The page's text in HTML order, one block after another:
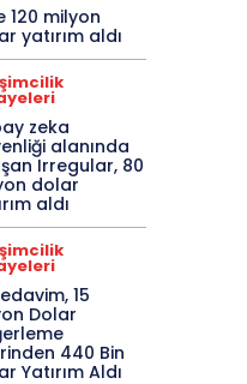
120 milyon
yatırım aldı
zeka
alanında
Irregular, 80
dolar
aldı
15
Dolar
440 Bin
Yatırım Aldı